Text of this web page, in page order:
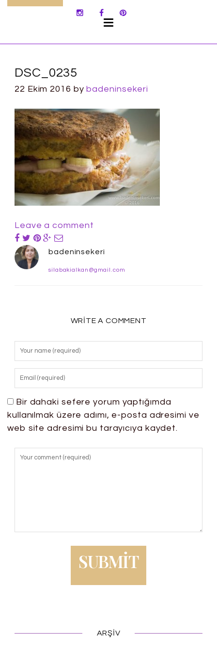
DSC_0235
22 Ekim 2016 bybadeninsekeri
Leave a comment
badeninsekeri
silabakialkan@gmail.com
WRITE A COMMENT
Bir dahaki sefere yorum yaptığımda
kullanılmak üzere adımı, e-posta adresimi ve
web site adresimi bu tarayıcıya kaydet.
ARŞIV